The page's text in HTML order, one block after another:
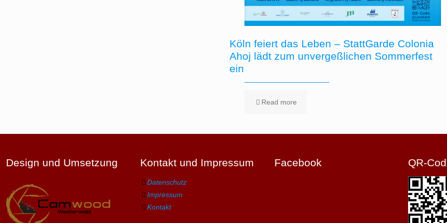
Köln feiert das Leben – StattGarde Colonia
Ahoj lädt zum unvergeßlichen Sommerfest
ein
Read more
Design und Umsetzung Kontakt und Impressum
Datenschutz
Impressum
Kontakt
Facebook QR-